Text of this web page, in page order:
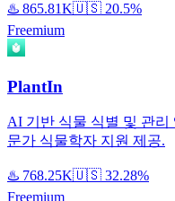
♨️ 865.81K🇺🇸 20.5%
Freemium
PlantIn
AI 기반 식물 식별 및 관리
문가 식물학자 지원 제공.
♨️ 768.25K🇺🇸 32.28%
Freemium